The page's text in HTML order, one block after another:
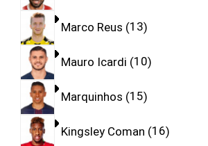
Marco Reus 13
Mauro Icardi 10
Marquinhos 15
Kingsley Coman 16